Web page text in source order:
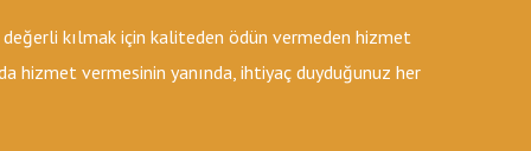
kılmak için kaliteden ödün vermeden hizmet
hizmet vermesinin yanında, ihtiyaç duyduğunuz her